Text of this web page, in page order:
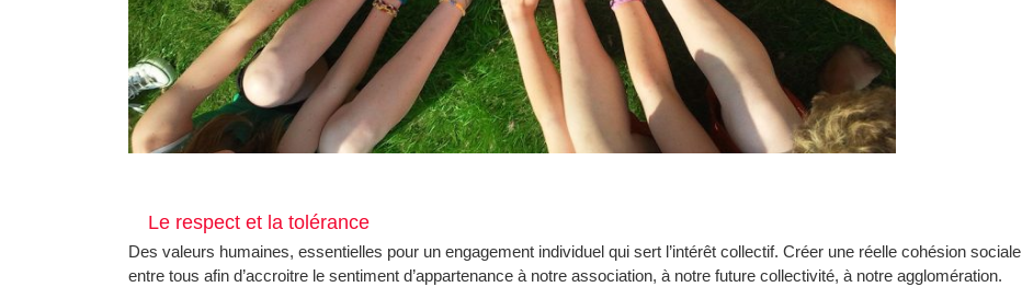
Le respect et la tolérance
Des valeurs humaines, essentielles pour un engagement individuel qui sert l’intérêt collectif. Créer une réelle cohésion sociale
entre tous afin d’accroitre le sentiment d’appartenance à notre association, à notre future collectivité, à notre agglomération.